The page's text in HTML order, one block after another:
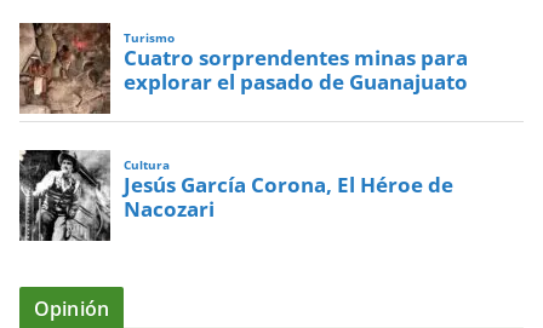
Turismo
Cuatro sorprendentes minas para
explorar el pasado de Guanajuato
Cultura
Jesús García Corona, El Héroe de
Nacozari
Opinión